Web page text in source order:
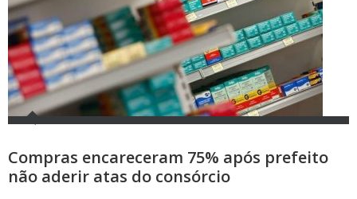
Compras encareceram 75% após prefeito
não aderir atas do consórcio